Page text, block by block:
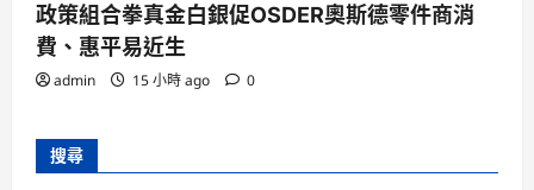
政策組合拳真金白銀促OSDER奧斯德零件商消
費、惠平易近生
admin 15 小時 ago 0
搜尋